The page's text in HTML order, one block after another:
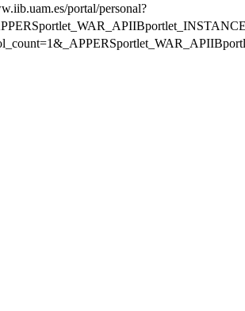
portal/personal?